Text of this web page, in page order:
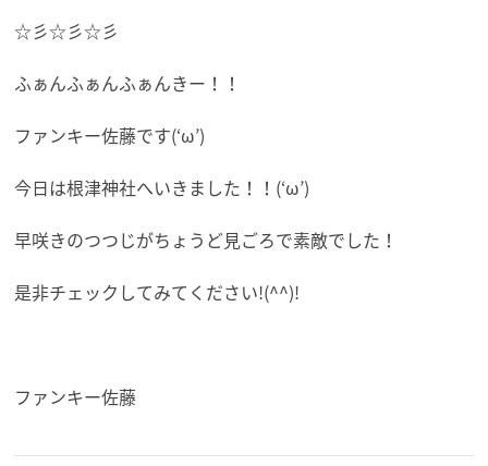
☆彡☆彡☆彡
ふぁんふぁんふぁんきー！！
ファンキー佐藤です(‘ω’)
今日は根津神社へいきました！！(‘ω’)
早咲きのつつじがちょうど見ごろで素敵でした！
是非チェックしてみてください!(^^)!
ファンキー佐藤